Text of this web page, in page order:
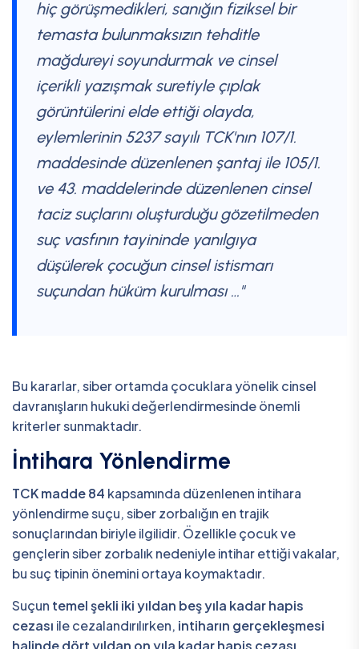
hiç görüşmedikleri, sanığın fiziksel bir
temasta bulunmaksızın tehditle
mağdureyi soyundurmak ve cinsel
içerikli yazışmak suretiyle çıplak
görüntülerini elde ettiği olayda,
eylemlerinin 5237 sayılı TCK'nın 107/1.
maddesinde düzenlenen şantaj ile 105/1.
ve 43. maddelerinde düzenlenen cinsel
taciz suçlarını oluşturduğu gözetilmeden
suç vasfının tayininde yanılgıya
düşülerek çocuğun cinsel istismarı
suçundan hüküm kurulması …"
Bu kararlar, siber ortamda çocuklara yönelik cinsel
davranışların hukuki değerlendirmesinde önemli
kriterler sunmaktadır.
İntihara Yönlendirme
TCK madde 84 kapsamında düzenlenen intihara
yönlendirme suçu, siber zorbalığın en trajik
sonuçlarından biriyle ilgilidir. Özellikle çocuk ve
gençlerin siber zorbalık nedeniyle intihar ettiği vakalar,
bu suç tipinin önemini ortaya koymaktadır.
Suçun temel şekli iki yıldan beş yıla kadar hapis
cezası ile cezalandırılırken, intiharın gerçekleşmesi
halinde dört yıldan on yıla kadar hapis cezası